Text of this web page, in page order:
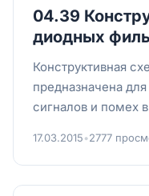
04.39
диодных
Принцип
средства
Конструктивная
предназначена
сигналов и помех
17.03.2015•2777